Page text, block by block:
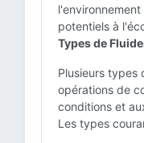
potentiels à
Types de
Plusieurs types
opérations de
conditions et
Les types